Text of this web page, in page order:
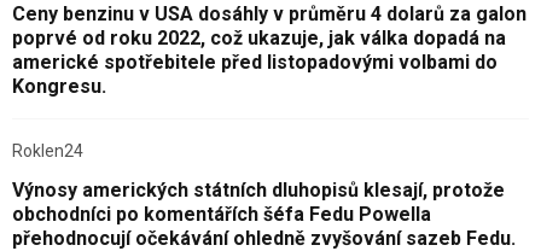
Ceny benzinu v USA dosáhly v průměru 4 dolarů za galon
poprvé od roku 2022, což ukazuje, jak válka dopadá na
americké spotřebitele před listopadovými volbami do
Kongresu.
Roklen24
Výnosy amerických státních dluhopisů klesají, protože
obchodníci po komentářích šéfa Fedu Powella
přehodnocují očekávání ohledně zvyšování sazeb Fedu.